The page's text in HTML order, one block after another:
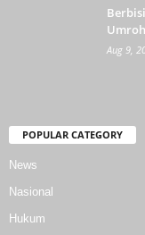
Umroh
Aug 9,
POPULAR CATEGORY
News
Nasional
Hukum